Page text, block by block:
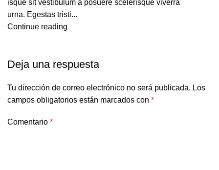
isque sit vestibulum a posuere scelerisque viverra
urna. Egestas tristi...
Continue reading
Deja una respuesta
Tu dirección de correo electrónico no será publicada. Los
campos obligatorios están marcados con *
Comentario *